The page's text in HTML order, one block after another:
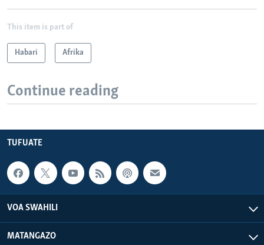
This item is part of
Habari Afrika
Continue reading
TUFUATE
VOA SWAHILI
MATANGAZO